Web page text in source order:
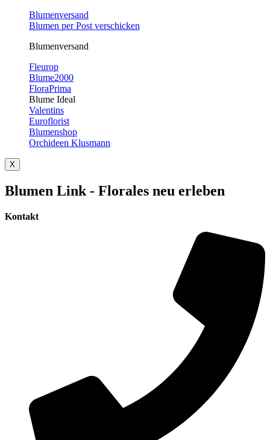
Blumenversand
Blumen per Post verschicken
Blumenversand
Fleurop
Blume2000
FloraPrima
Blume Ideal
Valentins
Euroflorist
Blumenshop
Orchideen Klusmann
X
Blumen Link - Florales neu erleben
Kontakt